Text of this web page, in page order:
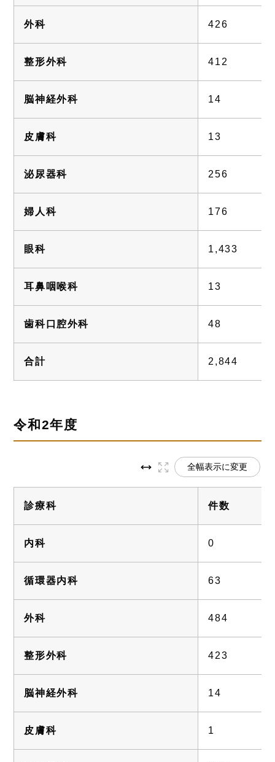
外科 426
整形外科 412
脳神経外科 14
皮膚科 13
泌尿器科 256
婦人科 176
眼科 1,433
耳鼻咽喉科 13
歯科口腔外科 48
合計 2,844
令和2年度
全幅表示に変更
診療科 件数
内科 0
循環器内科 63
外科 484
整形外科 423
脳神経外科 14
皮膚科 1